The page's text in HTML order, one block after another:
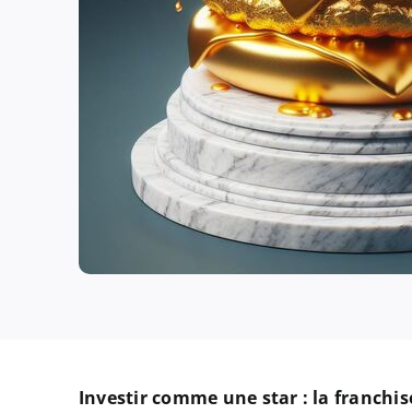
Investir comme une star : la